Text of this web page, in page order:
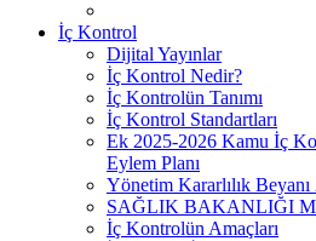
İç Kontrol
Dijital Yayınlar
İç Kontrol Nedir?
İç Kontrolün Tanımı
İç Kontrol Standartları
Ek 2025-2026 Kamu İç
Eylem Planı
Yönetim Kararlılık Beyanı
SAĞLIK BAKANLIĞI
İç Kontrolün Amaçları